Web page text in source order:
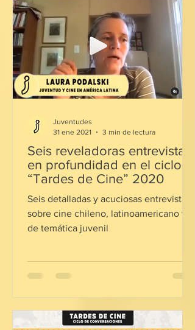
Seis reveladoras entrevistas
en profundidad en el ciclo
“Tardes de Cine” 2020
Seis detalladas y acuciosas entrevistas
sobre cine chileno, latinoamericano y
de temática juvenil
Juventudes
31 ene 2021
3 min de lectura